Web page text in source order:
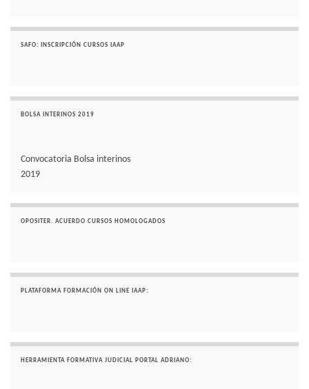
SAFO: INSCRIPCIÓN CURSOS IAAP
BOLSA INTERINOS 2019
Convocatoria Bolsa interinos
2019
OPOSITER. ACUERDO CURSOS HOMOLOGADOS
PLATAFORMA FORMACIÓN ON LINE IAAP:
HERRAMIENTA FORMATIVA JUDICIAL PORTAL ADRIANO: